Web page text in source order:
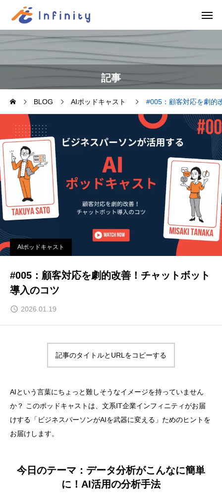
記事
BLOG AIポッドキャスト #005：顧客対応を劇的
AIポッドキャスト
#005：顧客対応を劇的改善！チャットボット
導入のコツ
2026.01.19
記事のタイトルとURLをコピーする
AIという言葉にちょっと難しそうなイメージを持っていません
か？ このポッドキャストは、文系IT企業インフィニティがお届
けする「ビジネスパーソンがAIを武器に変える」ためのヒントを
お届けします。
今日のテーマ： データ分析がこんなに簡単
に！AI活用の分析手法